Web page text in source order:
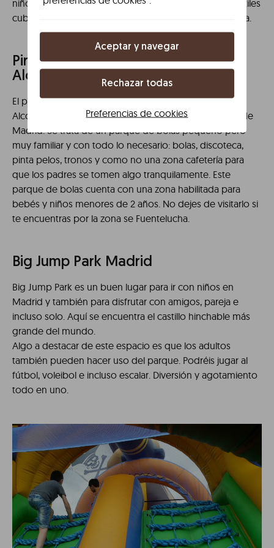
niños. Te dejamos una selección de tres parques infantiles
cubiertos en Madrid donde la diversión está asegurada.
Pirlimpimpim parque de bolas
Alcobendas
El parque Pirlimpimpim ubicado en el barrio de
Alcobendas es uno de los mejores parques de bolas de
Madrid. Se trata de un parque de bolas pequeño pero
muy familiar y con todo lo necesario: bolas, discoteca,
pinta pelos, tronos y como no una zona cafetería para
que los padres se tomen algo tranquilamente. Este
parque de bolas cuenta con una zona habilitada para
bebés y niños menores de 2 años. No dejes de visitarlo si
te encuentras por la zona se Fuentelucha.
Big Jump Park Madrid
Big Jump Park es un buen lugar para ir con niños en
Madrid y también para disfrutar con amigos, pareja e
incluso solo. Aquí se encuentra el castillo hinchable más
grande del mundo.
Algo a destacar de este espacio es que los adultos
también pueden hacer uso del parque. Podréis jugar al
fútbol, voleibol e incluso escalar. Diversión y agotamiento
todo en uno.
Aceptar y navegar
Rechazar todas
Preferencias de cookies